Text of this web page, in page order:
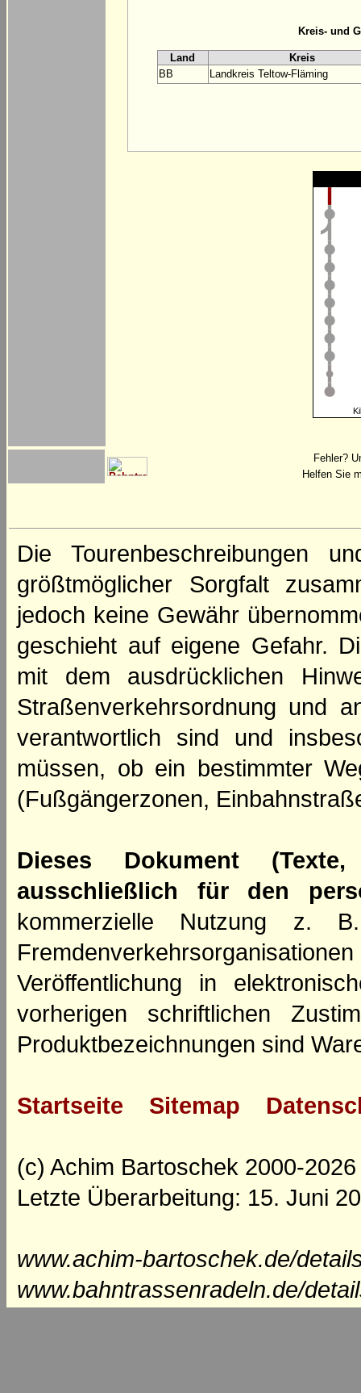
Kreis- und
Land
Kreis
BB
Landkreis Teltow-Fläming
Fehler?
Helfen Sie
Die Tourenbeschreibungen
größtmöglicher Sorgfalt
jedoch keine Gewähr
geschieht auf eigene Gefahr.
mit dem ausdrücklichen
Straßenverkehrsordnung und
verantwortlich sind und
müssen, ob ein bestimmter
(Fußgängerzonen,
Dieses Dokument
ausschließlich für den
kommerzielle Nutzung z.
Veröffentlichung in
vorherigen schriftlichen
Produktbezeichnungen sind
Startseite Sitemap
(c) Achim Bartoschek 2000-2026
Letzte Überarbeitung: 15. Juni
www.achim-bartoschek.de/
www.bahntrassenradeln.de/